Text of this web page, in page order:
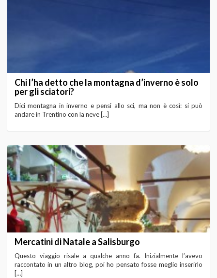
Chi l’ha detto che la montagna d’inverno è solo
per gli sciatori?
Dici montagna in inverno e pensi allo sci, ma non è così: si può
andare in Trentino con la neve […]
Mercatini di Natale a Salisburgo
Questo viaggio risale a qualche anno fa. Inizialmente l’avevo
raccontato in un altro blog, poi ho pensato fosse meglio inserirlo
[…]